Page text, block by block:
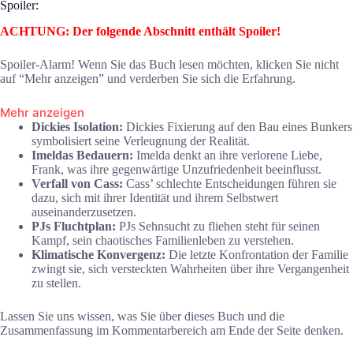
Spoiler:
ACHTUNG: Der folgende Abschnitt enthält Spoiler!
Spoiler-Alarm! Wenn Sie das Buch lesen möchten, klicken Sie nicht
auf “Mehr anzeigen” und verderben Sie sich die Erfahrung.
Mehr anzeigen
Dickies Isolation: Dickies Fixierung auf den Bau eines Bunkers
symbolisiert seine Verleugnung der Realität.
Imeldas Bedauern: Imelda denkt an ihre verlorene Liebe,
Frank, was ihre gegenwärtige Unzufriedenheit beeinflusst.
Verfall von Cass: Cass’ schlechte Entscheidungen führen sie
dazu, sich mit ihrer Identität und ihrem Selbstwert
auseinanderzusetzen.
PJs Fluchtplan: PJs Sehnsucht zu fliehen steht für seinen
Kampf, sein chaotisches Familienleben zu verstehen.
Klimatische Konvergenz: Die letzte Konfrontation der Familie
zwingt sie, sich versteckten Wahrheiten über ihre Vergangenheit
zu stellen.
Lassen Sie uns wissen, was Sie über dieses Buch und die
Zusammenfassung im Kommentarbereich am Ende der Seite denken.